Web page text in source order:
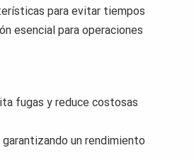
para evitar tiempos
esencial para operaciones
fugas y reduce costosas
un rendimiento